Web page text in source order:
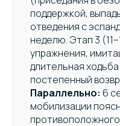
поддержкой,
отведения с
неделю. Этап 3
упражнения,
длительная
постепенный
Параллельно: 6
мобилизации